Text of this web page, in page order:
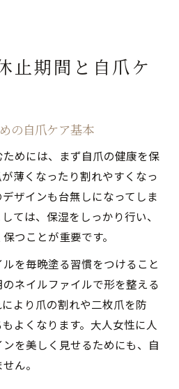
止期間と自爪ケ
の自爪ケア基本
めには、まず自爪の健康を保
薄くなったり割れやすくなっ
ザインも台無しになってしま
ては、保湿をしっかり行い、
つことが重要です。
を毎晩塗る習慣をつけること
ネイルファイルで形を整える
より爪の割れや二枚爪を防
よくなります。大人女性に人
を美しく見せるためにも、自
ん。